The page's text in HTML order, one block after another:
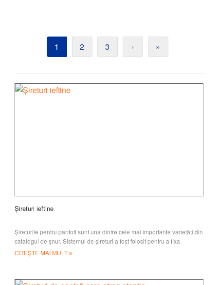
1 2 3 › »
Șireturi ieftine
Șireturile pentru pantofi sunt una dintre cele mai importante varietăți din
catalogul de șnur. Sistemul de șireturi a fost folosit pentru a fixa
încălțămintea, cizmele și altele
CITEȘTE MAI MULT